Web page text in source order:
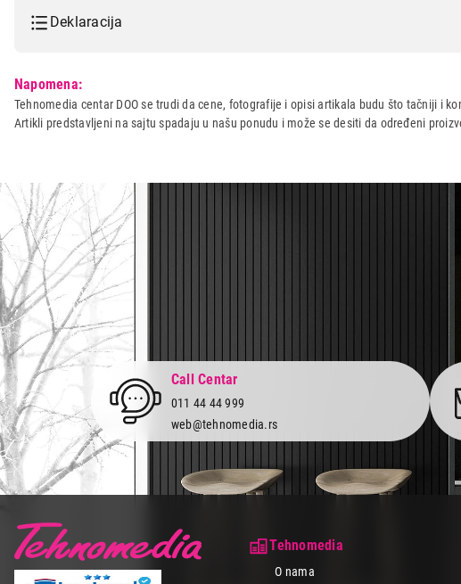
Deklaracija
Naziv i vrsta robe:
DESKTOP RACUNAR
Uvoznik:
USPON DOO
Napomena:
Tehnomedia centar DOO se trudi da cene, fotografije i opisi artikala budu što tačniji i
Artikli predstavljeni na sajtu spadaju u našu ponudu i može se desiti da određeni
Call Centar
011 44 44 999
web@tehnomedia.rs
Tehnomedia
O nama